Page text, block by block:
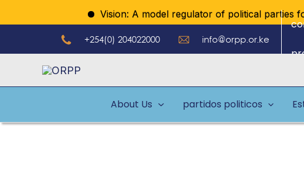
Vision: A model regulator of political parties for
al
+254(0) 204022000 info@orpp.or.ke
About Us partidos politicos